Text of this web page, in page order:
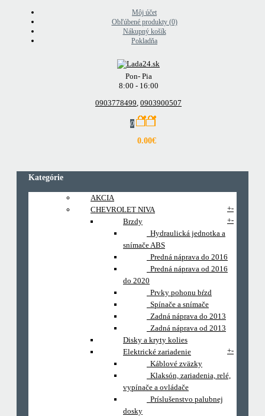
Môj účet
Obľúbené produkty (0)
Nákupný košík
Pokladňa
Pon- Pia
8:00 - 16:00
0903778499, 0903900507
0
0.00€
Kategórie
AKCIA
CHEVROLET NIVA
+-
Brzdy
+-
Hydraulická jednotka a
snímače ABS
Predná náprava do 2016
Predná náprava od 2016
do 2020
Prvky pohonu bŕzd
Spínače a snímače
Zadná náprava do 2013
Zadná náprava od 2013
Disky a kryty kolies
Elektrické zariadenie
+-
Káblové zväzky
Klaksón, zariadenia, relé,
vypínače a ovládače
Príslušenstvo palubnej
dosky